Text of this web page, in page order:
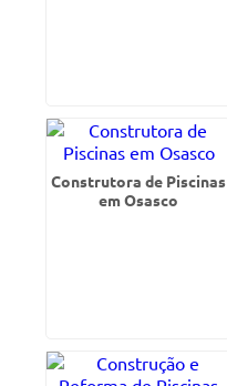
Construtora de Piscinas
em Osasco